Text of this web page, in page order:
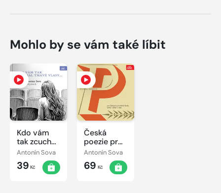
Mohlo by se vám také líbit
Kdo vám
tak zcuchal
tmavé
vlasy...
Básně
Antonína
Antonín Sova
39 Kč
Česká
poezie pro
Základní
devítileté
školy -
Antonín Sova
69 Kč